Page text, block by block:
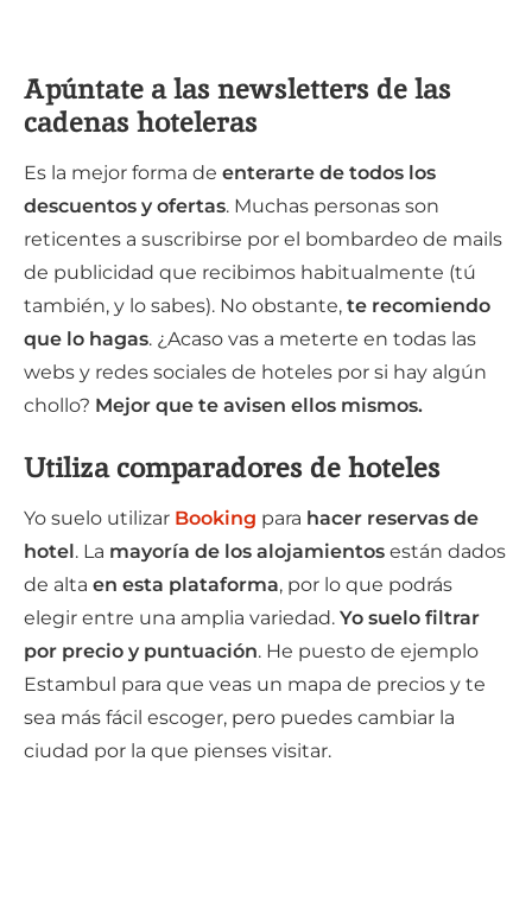
Apúntate a las newsletters de las
cadenas hoteleras
Es la mejor forma de enterarte de todos los
descuentos y ofertas. Muchas personas son
reticentes a suscribirse por el bombardeo de mails
de publicidad que recibimos habitualmente (tú
también, y lo sabes). No obstante, te recomiendo
que lo hagas. ¿Acaso vas a meterte en todas las
webs y redes sociales de hoteles por si hay algún
chollo? Mejor que te avisen ellos mismos.
Utiliza comparadores de hoteles
Yo suelo utilizar Booking para hacer reservas de
hotel. La mayoría de los alojamientos están dados
de alta en esta plataforma, por lo que podrás
elegir entre una amplia variedad. Yo suelo filtrar
por precio y puntuación. He puesto de ejemplo
Estambul para que veas un mapa de precios y te
sea más fácil escoger, pero puedes cambiar la
ciudad por la que pienses visitar.